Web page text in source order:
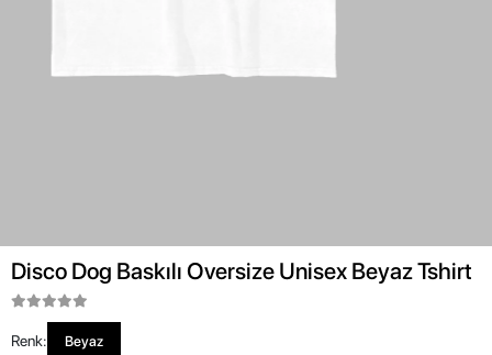
Disco Dog Baskılı Oversize Unisex Beyaz Tshirt
Renk: Beyaz